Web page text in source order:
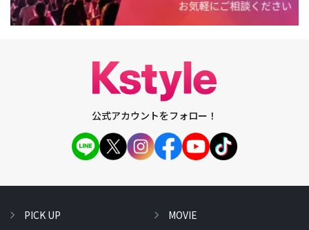
公式アカウントをフォロー！
PICK UP MOVIE